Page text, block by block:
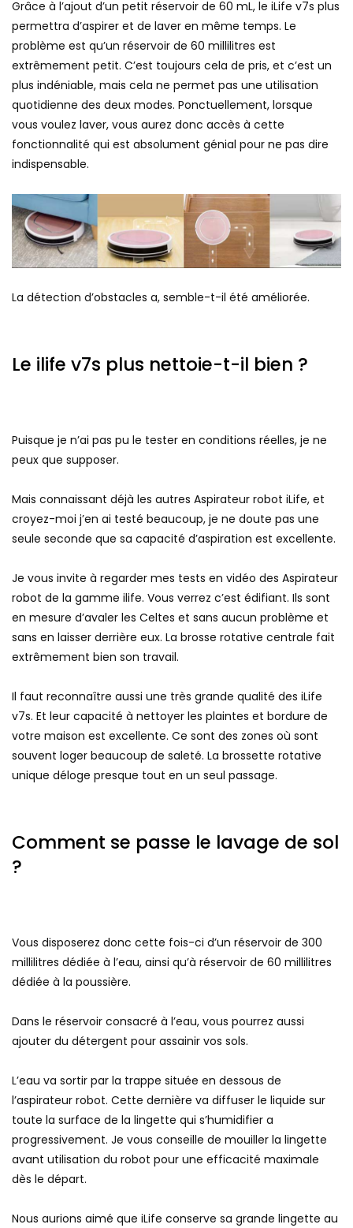
Grâce à l’ajout d’un petit réservoir de 60 mL, le iLife v7s plus
permettra d’aspirer et de laver en même temps. Le
problème est qu’un réservoir de 60 millilitres est
extrêmement petit. C’est toujours cela de pris, et c’est un
plus indéniable, mais cela ne permet pas une utilisation
quotidienne des deux modes. Ponctuellement, lorsque
vous voulez laver, vous aurez donc accès à cette
fonctionnalité qui est absolument génial pour ne pas dire
indispensable.
La détection d’obstacles a, semble-t-il été améliorée.
Le ilife v7s plus nettoie-t-il bien ?
Puisque je n’ai pas pu le tester en conditions réelles, je ne
peux que supposer.
Mais connaissant déjà les autres Aspirateur robot iLife, et
croyez-moi j’en ai testé beaucoup, je ne doute pas une
seule seconde que sa capacité d’aspiration est excellente.
Je vous invite à regarder mes tests en vidéo des Aspirateur
robot de la gamme ilife. Vous verrez c’est édifiant. Ils sont
en mesure d’avaler les Celtes et sans aucun problème et
sans en laisser derrière eux. La brosse rotative centrale fait
extrêmement bien son travail.
Il faut reconnaître aussi une très grande qualité des iLife
v7s. Et leur capacité à nettoyer les plaintes et bordure de
votre maison est excellente. Ce sont des zones où sont
souvent loger beaucoup de saleté. La brossette rotative
unique déloge presque tout en un seul passage.
Comment se passe le lavage de sol
?
Vous disposerez donc cette fois-ci d’un réservoir de 300
millilitres dédiée à l’eau, ainsi qu’à réservoir de 60 millilitres
dédiée à la poussière.
Dans le réservoir consacré à l’eau, vous pourrez aussi
ajouter du détergent pour assainir vos sols.
L’eau va sortir par la trappe située en dessous de
l’aspirateur robot. Cette dernière va diffuser le liquide sur
toute la surface de la lingette qui s’humidifier a
progressivement. Je vous conseille de mouiller la lingette
avant utilisation du robot pour une efficacité maximale
dès le départ.
Nous aurions aimé que iLife conserve sa grande lingette au